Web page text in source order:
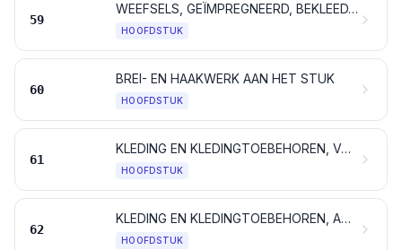
59
WEEFSELS, GEÏMPREGNEERD, BEKLEED, BEDEKT OF GELAMINEERD; TECHNISCHE ARTIKELEN VAN TEXTIELSTOFFEN
HOOFDSTUK
60
BREI- EN HAAKWERK AAN HET STUK
HOOFDSTUK
61
KLEDING EN KLEDINGTOEBEHOREN, VAN BREI- OF HAAKWERK
HOOFDSTUK
62
KLEDING EN KLEDINGTOEBEHOREN, ANDERE DAN VAN BREI- OF HAAKWERK
HOOFDSTUK